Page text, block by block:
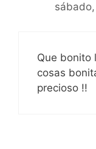
Que bonito
cosas
precioso !!